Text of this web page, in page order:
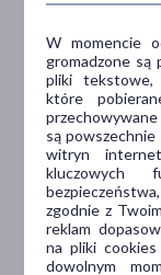
W momencie
gromadzone są
pliki tekstowe,
które
są powszechnie
witryn
kluczowych
zgodnie z
reklam
na pliki
dowolnym